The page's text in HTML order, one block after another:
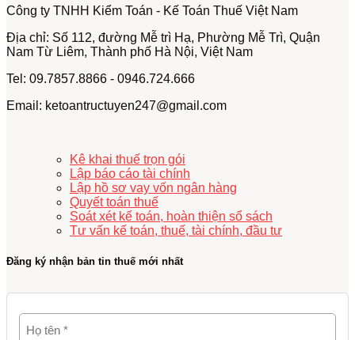
Công ty TNHH Kiểm Toán - Kế Toán Thuế Việt Nam
Địa chỉ: Số 112, đường Mễ trì Hạ, Phường Mễ Trì, Quận
Nam Từ Liêm, Thành phố Hà Nội, Việt Nam
Tel: 09.7857.8866 - 0946.724.666
Email: ketoantructuyen247@gmail.com
Kê khai thuế trọn gói
Lập báo cáo tài chính
Lập hồ sơ vay vốn ngân hàng
Quyết toán thuế
Soát xét kế toán, hoàn thiện sổ sách
Tư vấn kế toán, thuế, tài chính, đầu tư
Đăng ký nhận bản tin thuế mới nhất